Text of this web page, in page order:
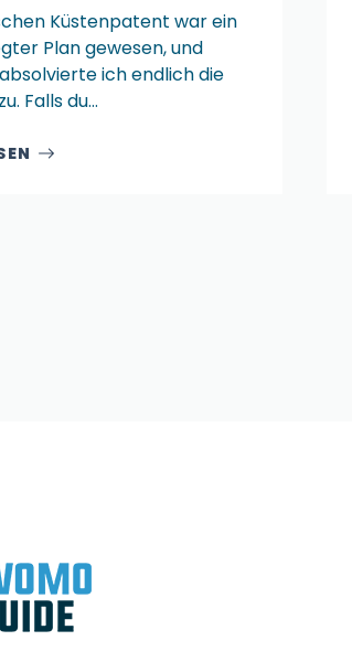
Küstenpatent war ein
Plan gewesen, und
ich endlich die
Falls du…